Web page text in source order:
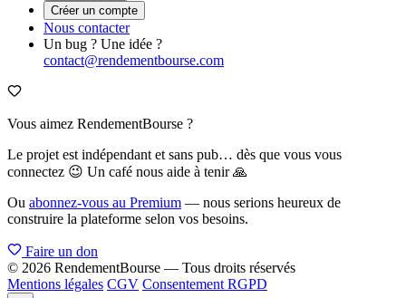
Créer un compte
Nous contacter
Un bug ? Une idée ?
contact@rendementbourse.com
Vous aimez RendementBourse ?
Le projet est indépendant et sans pub… dès que vous vous
connectez 😉 Un café nous aide à tenir 🙏
Ou abonnez-vous au Premium — nous serions heureux de
construire la plateforme selon vos besoins.
Faire un don
© 2026 RendementBourse — Tous droits réservés
Mentions légales CGV Consentement RGPD